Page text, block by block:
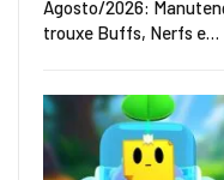
Agosto/2026:
trouxe Buffs, Nerfs e…